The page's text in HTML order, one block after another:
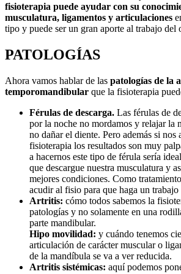
fisioterapia puede ayudar con su
musculatura, ligamentos y articulaciones
tipo y puede ser un gran aporte al trabajo del
PATOLOGÍAS
Ahora vamos hablar de las patologías de la
temporomandibular que la fisioterapia
Férulas de descarga. Las férulas de
por la noche no mordamos y relajar la
no dañar el diente. Pero además si nos
fisioterapia los resultados son muy
a hacernos este tipo de férula sería
que descargue nuestra musculatura y
mejores condiciones. Como
acudir al fisio para que haga un
Artritis: cómo todos sabemos la
patologías y no solamente en una
parte mandibular.
Hipo movilidad: y cuándo tenemos
articulación de carácter muscular o
de la mandíbula se va a ver reducida.
Artritis sistémicas: aquí podemos